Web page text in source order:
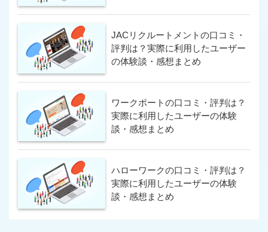
JACリクルートメントの口コミ・
評判は？実際に利用したユーザー
の体験談・感想まとめ
ワークポートの口コミ・評判は？
実際に利用したユーザーの体験
談・感想まとめ
ハローワークの口コミ・評判は？
実際に利用したユーザーの体験
談・感想まとめ